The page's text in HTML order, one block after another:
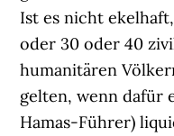
Ist es nicht
oder 30 oder 40
humanitären
gelten, wenn dafür
Hamas-Führer)